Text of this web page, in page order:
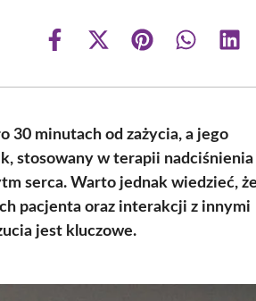
Share
Share
(Twitter)
Share Share
30 minutach od zażycia, a jego
stosowany w terapii nadciśnienia
serca. Warto jednak wiedzieć,
pacjenta oraz interakcji z innymi
jest kluczowe.